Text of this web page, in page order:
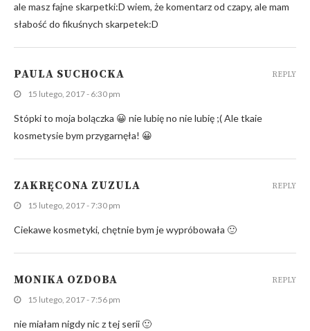
ale masz fajne skarpetki:D wiem, że komentarz od czapy, ale mam
słabość do fikuśnych skarpetek:D
PAULA SUCHOCKA
15 lutego, 2017 - 6:30 pm
Stópki to moja bolączka 😀 nie lubię no nie lubię ;( Ale tkaie
kosmetysie bym przygarnęła! 😀
REPLY
ZAKRĘCONA ZUZULA
15 lutego, 2017 - 7:30 pm
Ciekawe kosmetyki, chętnie bym je wypróbowała 🙂
REPLY
MONIKA OZDOBA
15 lutego, 2017 - 7:56 pm
nie miałam nigdy nic z tej serii 🙂
REPLY